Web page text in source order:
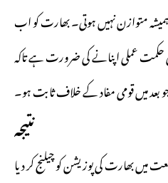
متوازن نہیں ہوتی۔ بھارت کو اب
حکمت عملی اپنانے کی ضرورت ہے تاکہ
بعد میں قومی مفاد کے خلاف ثابت ہو۔
نتیجہ
بھارت کی پوزیشن کو چیلنج کر دیا